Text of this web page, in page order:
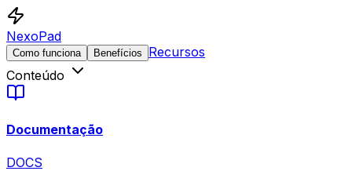
NexoPad
Como funciona Benefícios
Recursos
Conteúdo
Documentação
DOCS